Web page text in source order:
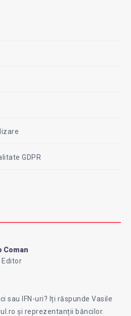
GDPR
Coman
Editor
sau IFN-uri? Iți răspunde Vasile
și reprezentanții băncilor.